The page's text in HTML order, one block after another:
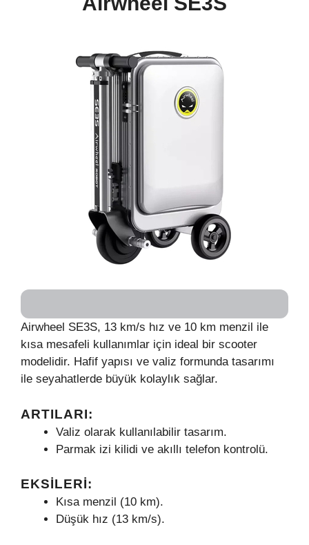
Airwheel SE3S, 13 km/s hız ve 10 km menzil ile
kısa mesafeli kullanımlar için ideal bir scooter
modelidir. Hafif yapısı ve valiz formunda tasarımı
ile seyahatlerde büyük kolaylık sağlar.
ARTILARI:
Valiz olarak kullanılabilir tasarım.
Parmak izi kilidi ve akıllı telefon kontrolü.
EKSILERI:
Kısa menzil (10 km).
Düşük hız (13 km/s).